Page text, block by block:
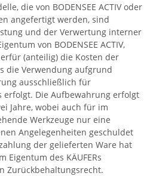
die von BODENSEE ACTIV oder
angefertigt werden, sind
und der Verwertung interner
von BODENSEE ACTIV,
(anteilig) die Kosten der
die Verwendung aufgrund
ausschließlich für
erfolgt. Die Aufbewahrung erfolgt
Jahre, wobei auch für im
Werkzeuge nur eine
Angelegenheiten geschuldet
der gelieferten Ware hat
Eigentum des KÄUFERs
Zurückbehaltungsrecht.